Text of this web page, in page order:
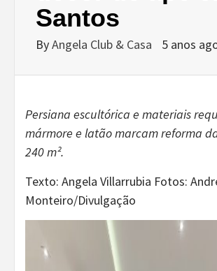
Santos
ByAngela Club & Casa 5 anos
Persiana escultórica e materiais
mármore e latão marcam reforma
240 m².
Texto: Angela Villarrubia Fotos:
Monteiro/Divulgação